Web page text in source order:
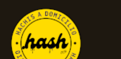
contenido